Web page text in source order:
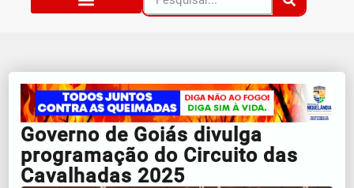
Governo de Goiás divulga
programação do Circuito das
Cavalhadas 2025